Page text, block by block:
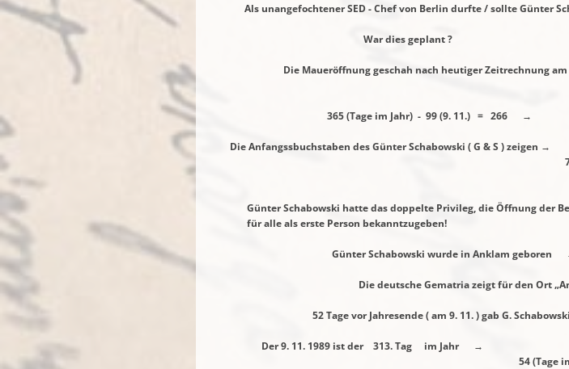
Als unangefochtener SED -Chef von Berlin durfte / sollte Günter
War dies geplant ?
Die Maueröffnung geschah nach heutiger Zeitrechnung
Mathematisch: 9
365 (Tage im Jahr) - 99 (9. 11.) = 266 →
Die Anfangssbuchstaben des Günter Schabowski ( G & S ) zeigen →
7 ( G ) * 19 ( S )
2 * 133
Günter Schabowski hatte das doppelte Privileg, die Öffnung der
für alle als erste Person bekanntzugeben!
Günter Schabowski wurde in Anklam geboren
Die deutsche Gematria zeigt für den Ort
52 Tage vor Jahresende ( am 9. 11. ) gab G. Schabowski
Der 9. 11. 1989 ist der 313. Tag im Jahr →
54 (Tage im Mondjahr) -